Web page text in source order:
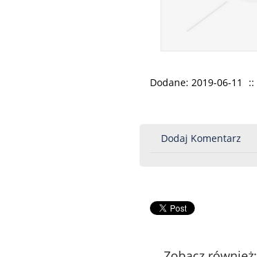
Dodane: 2019-06-11
::
Dodaj Komentarz